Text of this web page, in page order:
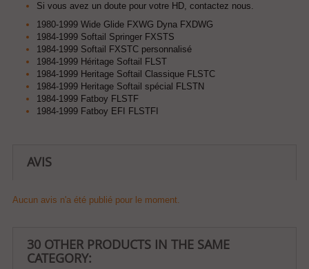
Si vous avez un doute pour votre HD, contactez nous.
1980-1999 Wide Glide FXWG Dyna FXDWG
1984-1999 Softail Springer FXSTS
1984-1999 Softail FXSTC personnalisé
1984-1999 Héritage Softail FLST
1984-1999 Heritage Softail Classique FLSTC
1984-1999 Heritage Softail spécial FLSTN
1984-1999 Fatboy FLSTF
1984-1999 Fatboy EFI FLSTFI
AVIS
Aucun avis n'a été publié pour le moment.
30 OTHER PRODUCTS IN THE SAME
CATEGORY: